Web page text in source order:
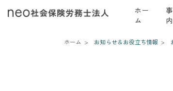
ホー
ム
内
ホーム お知らせ＆お役立ち情報